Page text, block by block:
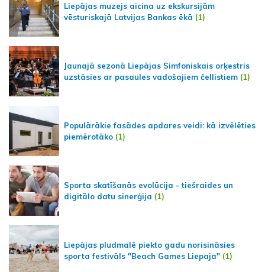
Liepājas muzejs aicina uz ekskursijām
vēsturiskajā Latvijas Bankas ēkā (1)
Jaunajā sezonā Liepājas Simfoniskais orķestris
uzstāsies ar pasaules vadošajiem čellistiem (1)
Populārākie fasādes apdares veidi: kā izvēlēties
piemērotāko (1)
Sporta skatīšanās evolūcija - tiešraides un
digitālo datu sinerģija (1)
Liepājas pludmalē piekto gadu norisināsies
sporta festivāls "Beach Games Liepaja" (1)